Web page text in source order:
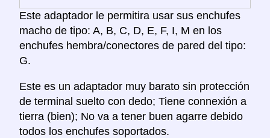
Este adaptador le permitira usar sus enchufes
macho de tipo: A, B, C, D, E, F, I, M en los
enchufes hembra/conectores de pared del tipo:
G.
Este es un adaptador muy barato sin protección
de terminal suelto con dedo; Tiene connexión a
tierra (bien); No va a tener buen agarre debido
todos los enchufes soportados.